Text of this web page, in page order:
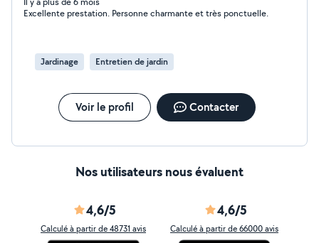
Excellente prestation. Personne charmante et très ponctuelle.
Jardinage Entretien de jardin
Voir le profil Contacter
Nos utilisateurs nous évaluent
4,6/5
Calculé à partir de 48731 avis
4,6/5
Calculé à partir de 66000 avis